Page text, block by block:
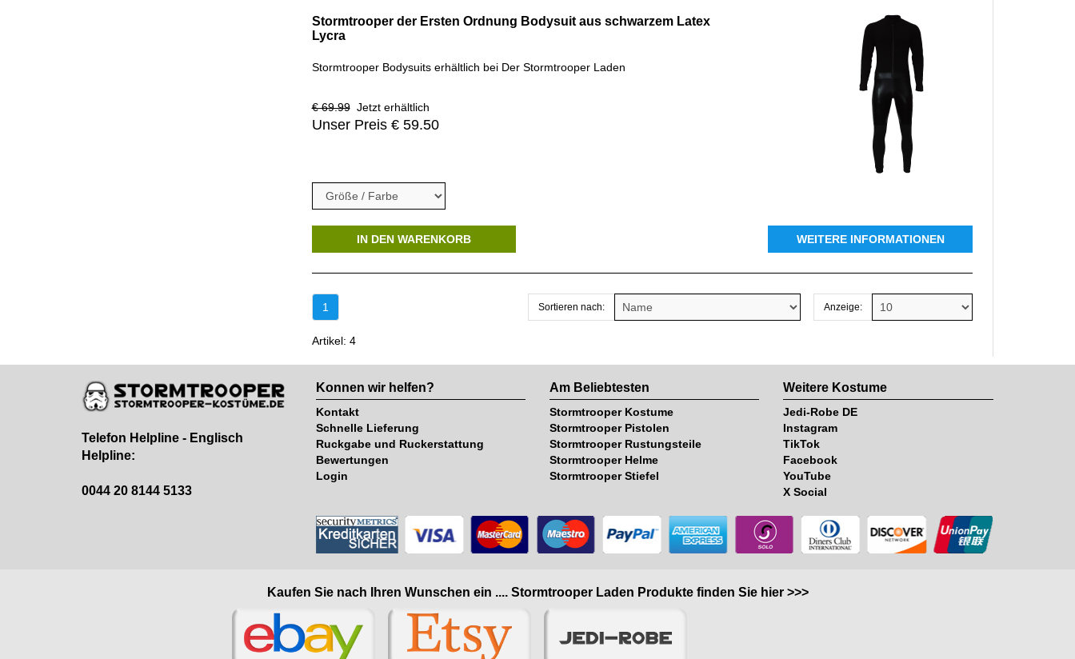
Stormtrooper der Ersten Ordnung Bodysuit aus schwarzem Latex
Lycra
Stormtrooper Bodysuits erhältlich bei Der Stormtrooper Laden
€ 69.99Jetzt erhältlich
Unser Preis € 59.50
IN DEN WARENKORB WEITERE INFORMATIONEN
1 Sortieren nach: Anzeige:
Artikel: 4
Telefon Helpline - Englisch
Helpline:
0044 20 8144 5133
Konnen wir helfen?
Kontakt
Schnelle Lieferung
Ruckgabe und Ruckerstattung
Bewertungen
Login
Am Beliebtesten
Stormtrooper Kostume
Stormtrooper Pistolen
Stormtrooper Rustungsteile
Stormtrooper Helme
Stormtrooper Stiefel
Weitere Kostume
Jedi-Robe DE
Instagram
TikTok
Facebook
YouTube
X Social
Kaufen Sie nach Ihren Wunschen ein .... Stormtrooper Laden Produkte finden Sie hier >>>